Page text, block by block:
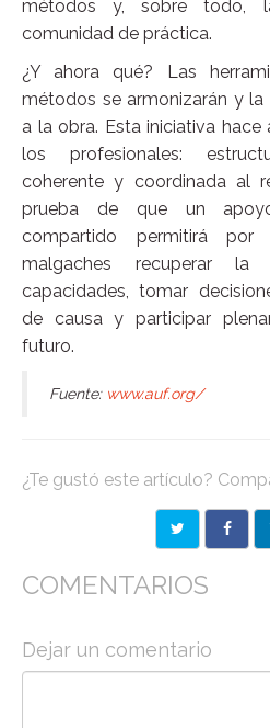
métodos y, sobre todo,
comunidad de práctica.
¿Y ahora qué? Las
métodos se armonizarán y
a la obra. Esta iniciativa
los profesionales:
coherente y coordinada al
prueba de que un
compartido permitirá
malgaches recuperar
capacidades, tomar
de causa y participar
futuro.
Fuente: www.auf.org/
¿Te gustó este artículo?
COMENTARIOS
Dejar un comentario